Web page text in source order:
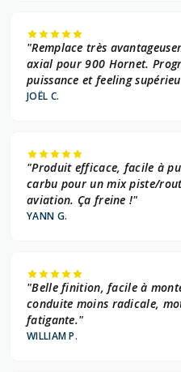
"Remplace très
axial pour 900 Hornet.
puissance et feeling
JOËL C.
"Produit efficace, facile à
carbu pour un mix piste/
aviation. Ça freine !"
YANN G.
"Belle finition, facile à
conduite moins radicale,
fatigante."
WILLIAM P.